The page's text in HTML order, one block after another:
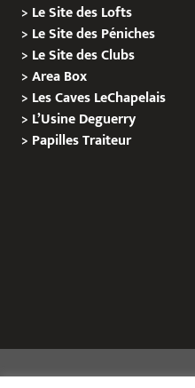
> Le Site des Lofts
> Le Site des Péniches
> Le Site des Clubs
>Area Box
> Les Caves LeChapelais
> L’Usine Deguerry
> PapillesTraiteur